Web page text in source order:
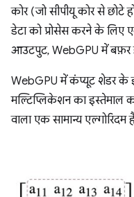
कोर (जो सीपीयू कोर से छोटे
डेटा को प्रोसेस करने के
आउटपुट, WebGPU में बफ़र
WebGPU में कंप्यूट शेडर के
मल्टिप्लिकेशन का इस्तेमाल
वाला एक सामान्य एल्गोरिदम